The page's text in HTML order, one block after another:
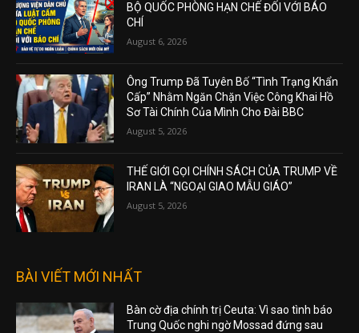
BỘ QUỐC PHÒNG HẠN CHẾ ĐỐI VỚI BÁO
CHÍ
August 6, 2026
Ông Trump Đã Tuyên Bố “Tình Trạng Khẩn
Cấp” Nhằm Ngăn Chặn Việc Công Khai Hồ
Sơ Tài Chính Của Mình Cho Đài BBC
August 5, 2026
THẾ GIỚI GỌI CHÍNH SÁCH CỦA TRUMP VỀ
IRAN LÀ “NGOẠI GIAO MẪU GIÁO”
August 5, 2026
BÀI VIẾT MỚI NHẤT
Bàn cờ địa chính trị Ceuta: Vì sao tình báo
Trung Quốc nghi ngờ Mossad đứng sau